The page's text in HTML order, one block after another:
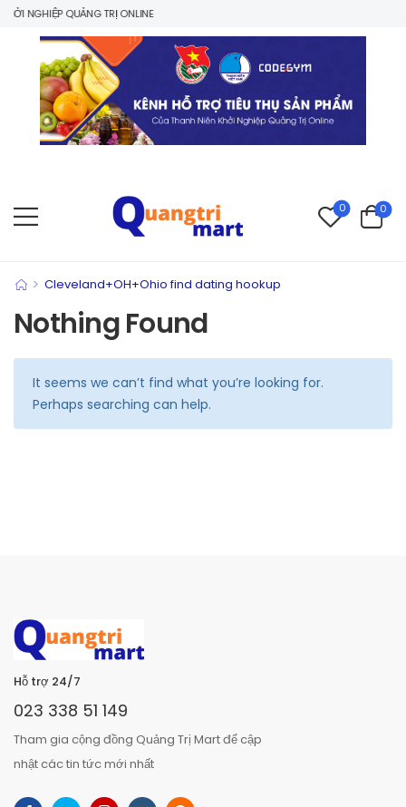
NGHIỆP QUẢNG TRỊ ONLINE
0 0
> Cleveland+OH+Ohio find dating hookup
Nothing Found
It seems we can’t find what you’re looking for.
Perhaps searching can help.
Hỗ trợ 24/7
023 338 51 149
Tham gia cộng đồng Quảng Trị Mart để cập
nhật các tin tức mới nhất